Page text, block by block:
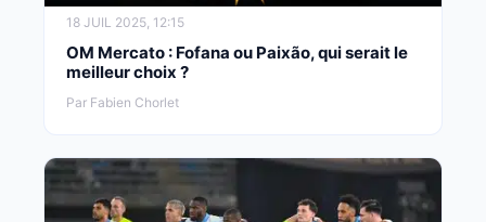
18 JUIL 2025, 12:15
OM Mercato : Fofana ou Paixão, qui serait le
meilleur choix ?
Par Fabien Chorlet